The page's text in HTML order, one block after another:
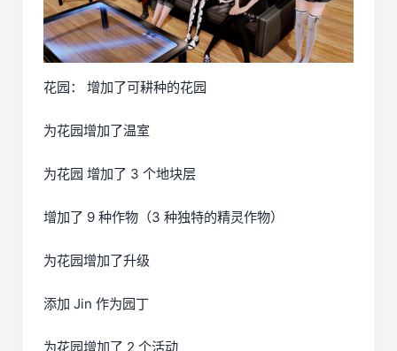
花园： 增加了可耕种的花园
为花园增加了温室
为花园 增加了 3 个地块层
增加了 9 种作物（3 种独特的精灵作物）
为花园增加了升级
添加 Jin 作为园丁
为花园增加了 2 个活动